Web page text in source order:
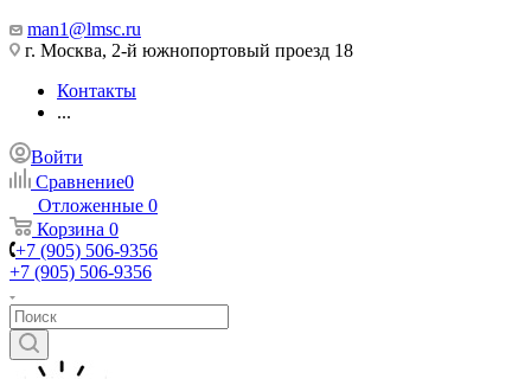
man1@lmsc.ru
г. Москва, 2-й южнопортовый проезд 18
Контакты
...
Войти
Сравнение0
Отложенные 0
Корзина 0
+7 (905) 506-9356
+7 (905) 506-9356